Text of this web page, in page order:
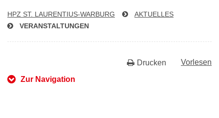
HPZ ST. LAU­REN­TI­US-WAR­BURG
AKTUELLES
VER­AN­STAL­TUN­GEN
Vorlesen
Drucken
Zur Navigation